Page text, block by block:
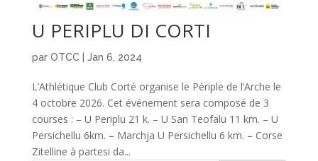
U PERIPLU DI CORTI
par OTCC| Jan 6, 2024
L’Athlétique Club Corté organise le Périple de l’Arche le
4 octobre 2026. Cet événement sera composé de 3
courses : – U Periplu 21 k. – U San Teofalu 11 km. – U
Persichellu 6km. – Marchja U Persichellu 6 km. – Corse
Zitelline à partesi da...